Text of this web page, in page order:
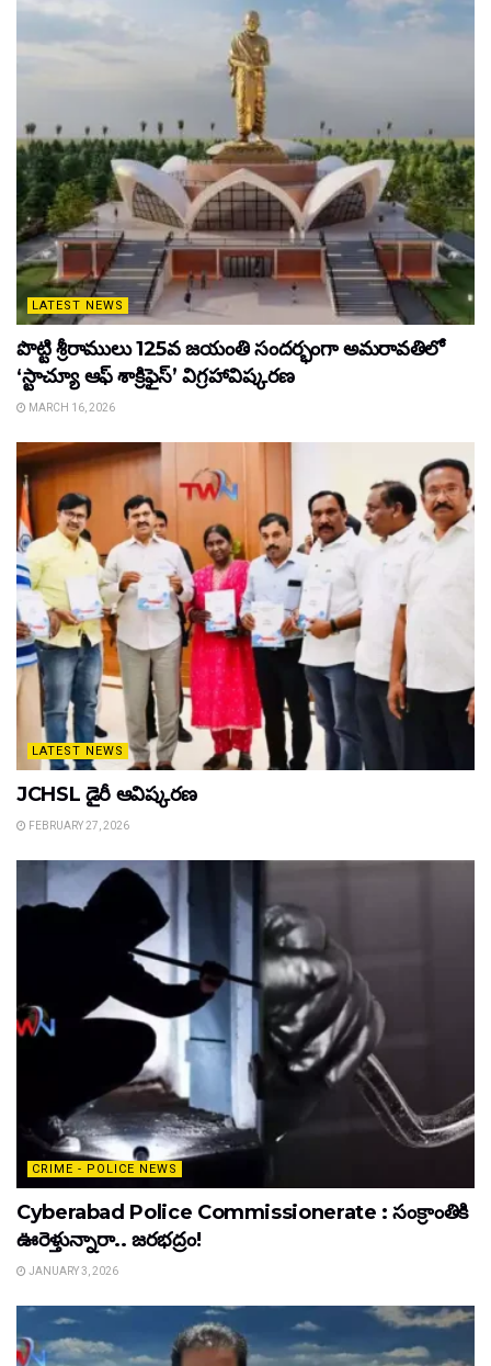
LATEST NEWS
పొట్టి శ్రీరాములు 125వ జయంతి సందర్భంగా అమరావతిలో
‘స్టాచ్యూ ఆఫ్ శాక్రిఫైస్’ విగ్రహావిష్కరణ
MARCH 16, 2026
LATEST NEWS
JCHSL డైరీ ఆవిష్కరణ
FEBRUARY 27, 2026
CRIME - POLICE NEWS
Cyberabad Police Commissionerate : సంక్రాంతికి
ఊరెళ్తున్నారా.. జరభద్రం!
JANUARY 3, 2026